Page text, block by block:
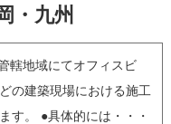
・九州
轄地域にてオフィスビ
の建築現場における施工
す。 ●具体的には・・・